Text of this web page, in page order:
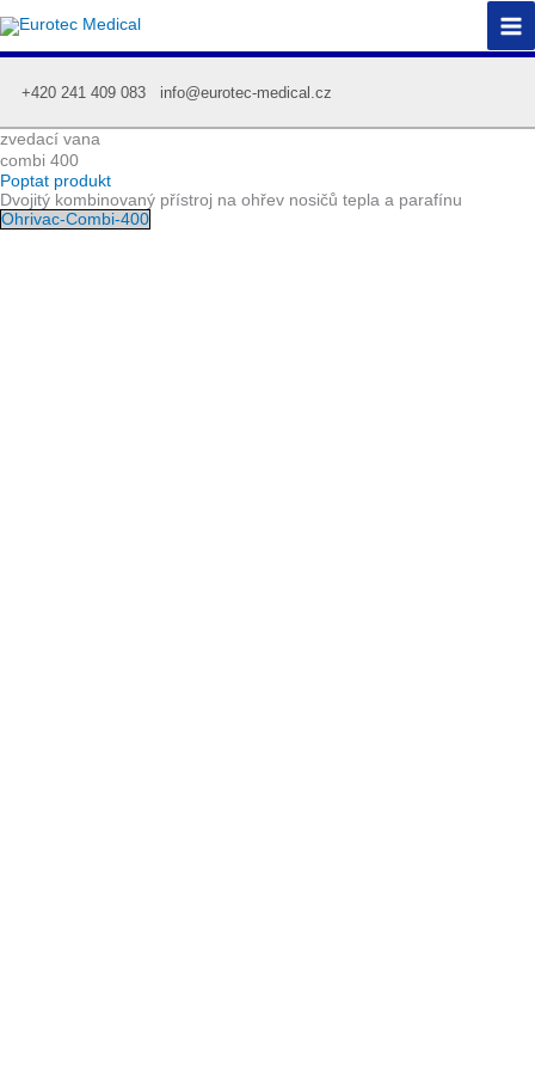
na
+420 241 409 083 info@eurotec-medical.cz
zvedací vana
combi 400
Poptat produkt
Dvojitý kombinovaný přístroj na ohřev nosičů tepla a parafínu
Ohrivac-Combi-400